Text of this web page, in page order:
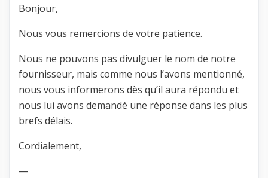
Bonjour,
Nous vous remercions de votre patience.
Nous ne pouvons pas divulguer le nom de notre
fournisseur, mais comme nous l’avons mentionné,
nous vous informerons dès qu’il aura répondu et
nous lui avons demandé une réponse dans les plus
brefs délais.
Cordialement,
—